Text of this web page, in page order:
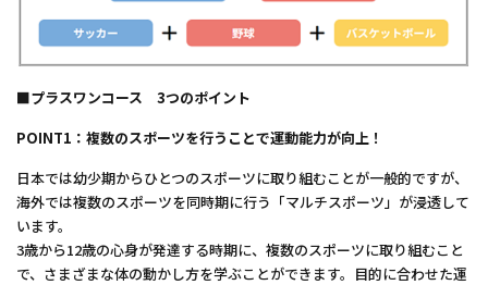
■プラスワンコース 3つのポイント
POINT1：複数のスポーツを行うことで運動能力が向上！
日本では幼少期からひとつのスポーツに取り組むことが一般的ですが、
海外では複数のスポーツを同時期に行う「マルチスポーツ」が浸透して
います。
3歳から12歳の心身が発達する時期に、複数のスポーツに取り組むこと
で、さまざまな体の動かし方を学ぶことができます。目的に合わせた運